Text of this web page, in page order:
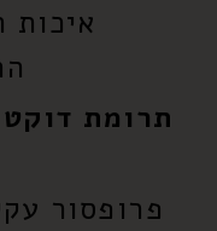
תרומת
פרופסור